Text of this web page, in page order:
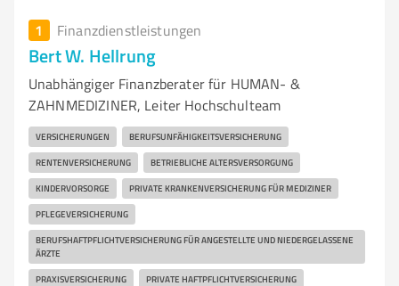
1 Finanzdienstleistungen
Bert W. Hellrung
Unabhängiger Finanzberater für HUMAN- &
ZAHNMEDIZINER, Leiter Hochschulteam
VERSICHERUNGEN BERUFSUNFÄHIGKEITSVERSICHERUNG
RENTENVERSICHERUNG BETRIEBLICHE ALTERSVERSORGUNG
KINDERVORSORGE PRIVATE KRANKENVERSICHERUNG FÜR MEDIZINER
PFLEGEVERSICHERUNG
BERUFSHAFTPFLICHTVERSICHERUNG FÜR ANGESTELLTE UND NIEDERGELASSENE
ÄRZTE
PRAXISVERSICHERUNG PRIVATE HAFTPFLICHTVERSICHERUNG